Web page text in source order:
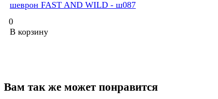
шеврон FAST AND WILD - ш087
0
В корзину
Вам так же может понравится